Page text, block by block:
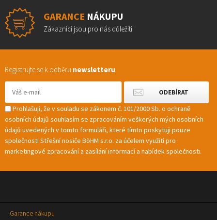
GARANCE NÁKUPU
Zákazníci jsou pro nás důležití
Registrujte se k odběru newsletteru
Prohlašuji, že v souladu se zákonem č. 101/2000 Sb. o ochraně
osobních údajů souhlasím se zpracováním veškerých mých osobních
údajů uvedených v tomto formuláři, které tímto poskytuji pouze
společnosti Střešní nosiče BöHM s.r.o. za účelem využití pro
marketingové zpracování a zasílání informací a nabídek společnosti.
Garance nákupu